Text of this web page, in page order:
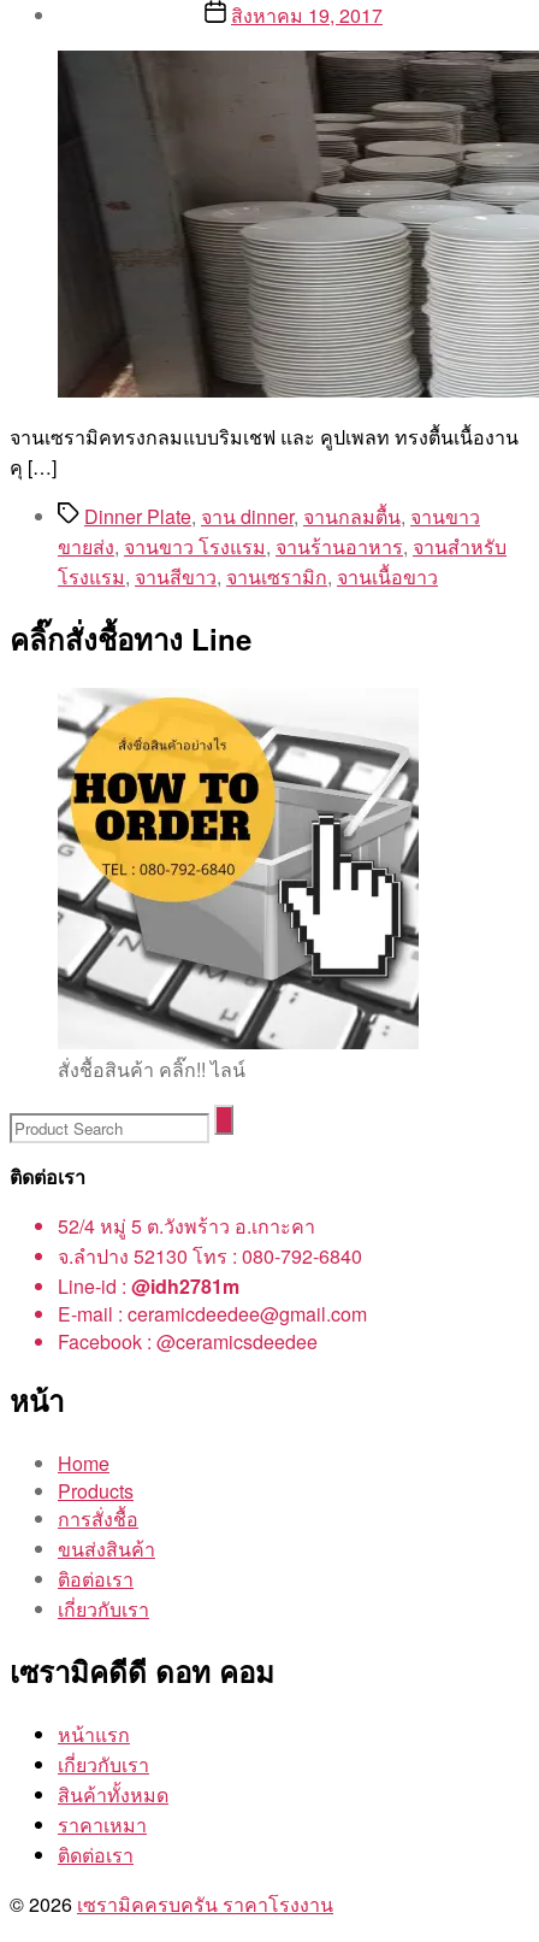
By
Aea
Postสิงหาคม 19, 2017
จานเซรามิคทรงกลมแบบริมเชฟ และ คูปเพลท ทรงตื้นเนื้องาน
คุ […]
TagsDinner Plate, จาน dinner, จานกลมตื้น, จานขาว
ขายส่ง, จานขาว โรงแรม, จานร้านอาหาร, จานสำหรับ
โรงแรม, จานสีขาว, จานเซรามิก, จานเนื้อขาว
คลิ๊กสั่งชื้อทาง Line
สั่งชื้อสินค้า คลิ๊ก!! ไลน์
ติดต่อเรา
52/4 หมู่ 5 ต.วังพร้าว อ.เกาะคา
จ.ลำปาง 52130 โทร : 080-792-6840
Line-id : @idh2781m
E-mail : ceramicdeedee@gmail.com
Facebook : @ceramicsdeedee
หน้า
Home
Products
การสั่งชื้อ
ขนส่งสินค้า
ติอต่อเรา
เกี่ยวกับเรา
เซรามิคดีดี ดอท คอม
หน้าแรก
เกี่ยวกับเรา
สินค้าทั้งหมด
ราคาเหมา
ติดต่อเรา
© 2026 เซรามิคครบครัน ราคาโรงงาน